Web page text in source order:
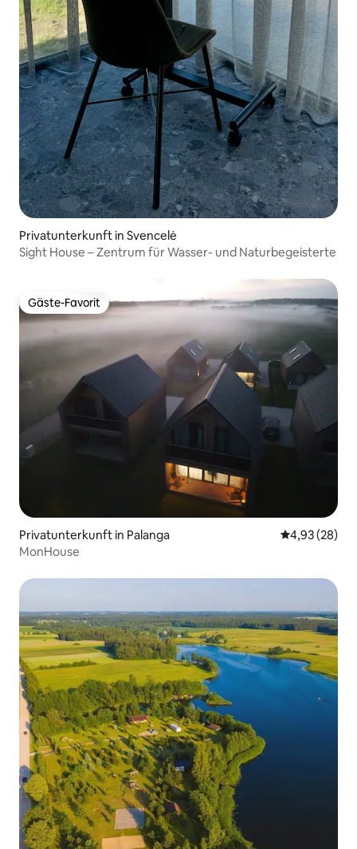
Privatunterkunft in Svencelė
Sight House – Zentrum für Wasser- und Naturbegeisterte
Gäste-Favorit
Gäste-Favorit
Privatunterkunft in Palanga
4,93 (28)
MonHouse